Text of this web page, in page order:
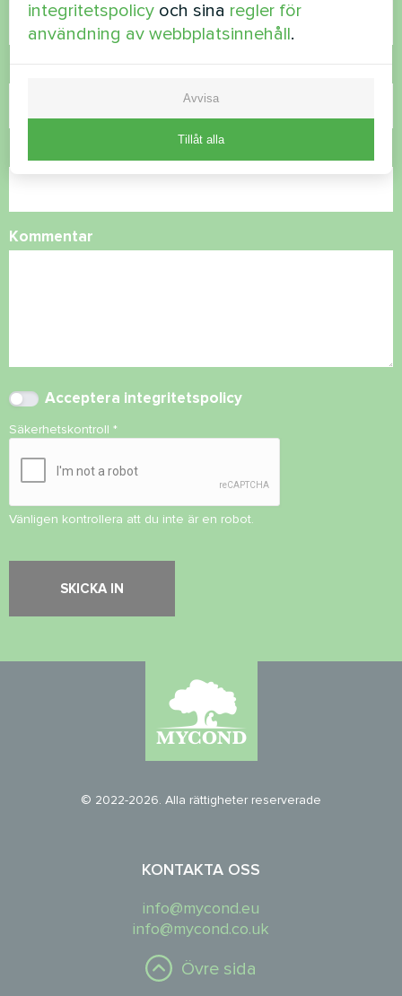
Kommentar
Acceptera integritetspolicy
Säkerhetskontroll *
Vänligen kontrollera att du inte är en robot.
© 2022-2026. Alla rättigheter reserverade
KONTAKTA OSS
info@mycond.eu
info@mycond.co.uk
Övre sida
integritetspolicy och sina regler för
användning av webbplatsinnehåll.
Avvisa
Tillåt alla